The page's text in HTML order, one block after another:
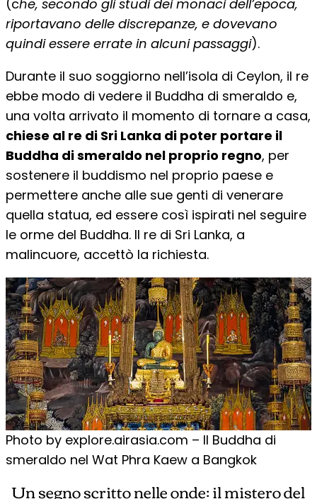
(che, secondo gli studi dei monaci dell’epoca,
riportavano delle discrepanze, e dovevano
quindi essere errate in alcuni passaggi).
Durante il suo soggiorno nell’isola di Ceylon, il re
ebbe modo di vedere il Buddha di smeraldo e,
una volta arrivato il momento di tornare a casa,
chiese al re di Sri Lanka di poter portare il
Buddha di smeraldo nel proprio regno, per
sostenere il buddismo nel proprio paese e
permettere anche alle sue genti di venerare
quella statua, ed essere così ispirati nel seguire
le orme del Buddha. Il re di Sri Lanka, a
malincuore, accettò la richiesta.
Photo by explore.airasia.com – Il Buddha di
smeraldo nel Wat Phra Kaew a Bangkok
Un segno scritto nelle onde: il mistero del